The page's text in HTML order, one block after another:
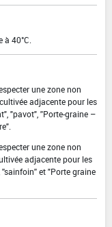
à 40°C.
une zone non
adjacente pour les
"pavot", ''Porte-graine –
une zone non
adjacente pour les
et "Porte graine